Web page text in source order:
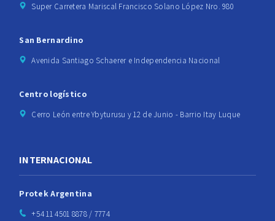
Super Carretera Mariscal Francisco Solano López Nro. 980
San Bernardino
Avenida Santiago Schaerer e Independencia Nacional
Centro logístico
Cerro León entre Ybyturusu y 12 de Junio - Barrio Itay Luque
INTERNACIONAL
Protek Argentina
+54 11 4501 8878 / 7774